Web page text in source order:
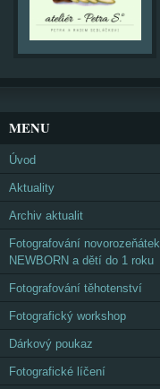
MENU
Úvod
Aktuality
Archiv aktualit
Fotografování novorozeňátek
NEWBORN a dětí do 1 roku
Fotografování těhotenství
Fotografický workshop
Dárkový poukaz
Fotografické líčení